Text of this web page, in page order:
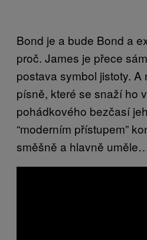
Bond je a bude Bond a
proč. James je přece
postava symbol jistoty. A
písně, které se snaží ho
pohádkového bezčasí
“moderním přístupem”
směšně a hlavně